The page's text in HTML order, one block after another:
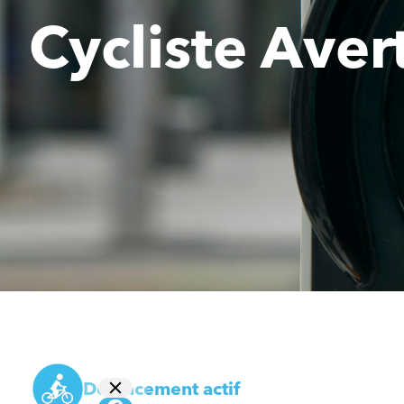
Cycliste
Déplacement actif